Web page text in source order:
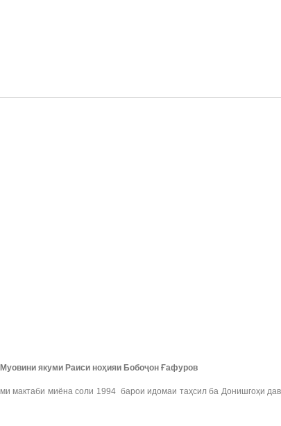
Муовини якуми Раиси ноҳияи Бобоҷон Ғафуров
мактаби миёна соли 1994 барои идомаи таҳсил ба Донишгоҳи